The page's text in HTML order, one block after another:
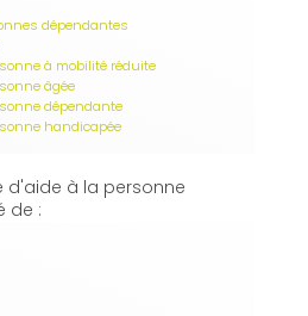
dépendantes
à mobilité réduite
âgée
dépendante
handicapée
d'aide à la personne
de :